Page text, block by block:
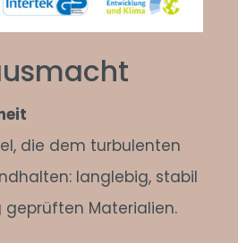
die dem turbulenten
langlebig, stabil
Materialien.